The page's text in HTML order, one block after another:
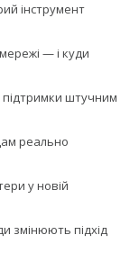
інструмент
— і куди
штучним
реально
у новій
змінюють підхід